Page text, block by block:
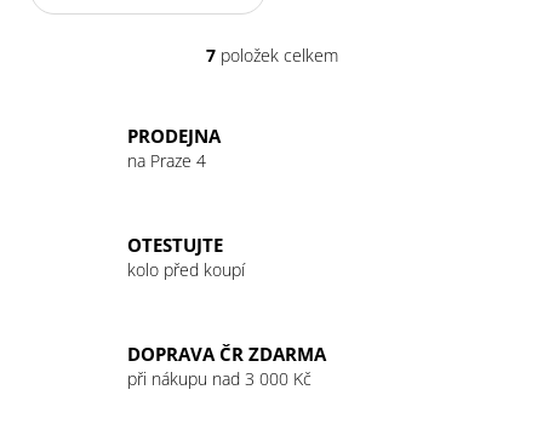
O
k
y
7položek celkem
PRODEJNA
na Praze 4
OTESTUJTE
kolo před koupí
DOPRAVA ČR ZDARMA
při nákupu nad 3 000 Kč